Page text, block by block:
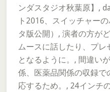
ンダスタジオ秋葉原】,
ト2016、スイッチャー
タ版公開）, 演者の方が
ムースに話したり、プ
となるように。, 間違い
係、医薬品関係の収録
応するため。, 24インチ